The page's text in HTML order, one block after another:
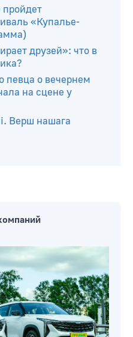
«Купалье-
друзей»: что в
певца о вечернем
на сцене у
Верш нашага